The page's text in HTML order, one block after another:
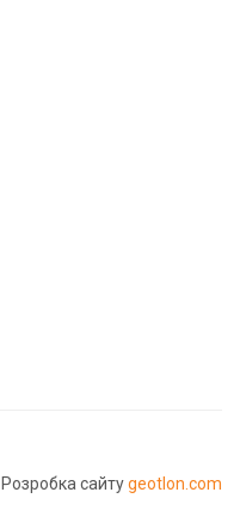
Розробка сайтуgeotlon.com